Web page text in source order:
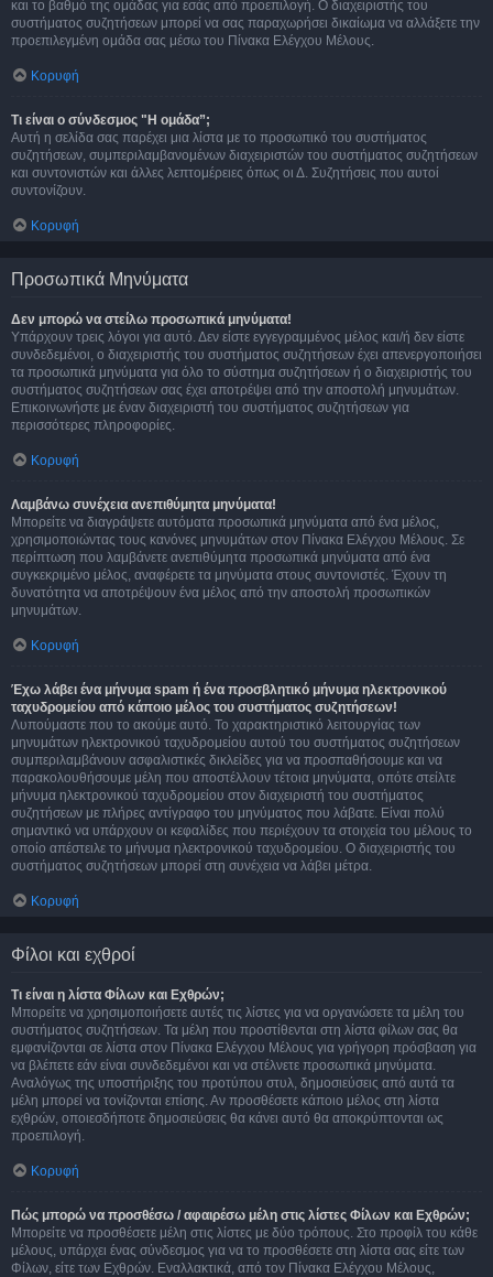
και το βαθμό της ομάδας για εσάς από προεπιλογή. Ο διαχειριστής του
συστήματος συζητήσεων μπορεί να σας παραχωρήσει δικαίωμα να αλλάξετε την
προεπιλεγμένη ομάδα σας μέσω του Πίνακα Ελέγχου Μέλους.
Κορυφή
Τι είναι ο σύνδεσμος "Η ομάδα”;
Αυτή η σελίδα σας παρέχει μια λίστα με το προσωπικό του συστήματος
συζητήσεων, συμπεριλαμβανομένων διαχειριστών του συστήματος συζητήσεων
και συντονιστών και άλλες λεπτομέρειες όπως οι Δ. Συζητήσεις που αυτοί
συντονίζουν.
Κορυφή
Προσωπικά Μηνύματα
Δεν μπορώ να στείλω προσωπικά μηνύματα!
Υπάρχουν τρεις λόγοι για αυτό. Δεν είστε εγγεγραμμένος μέλος και/ή δεν είστε
συνδεδεμένοι, ο διαχειριστής του συστήματος συζητήσεων έχει απενεργοποιήσει
τα προσωπικά μηνύματα για όλο το σύστημα συζητήσεων ή ο διαχειριστής του
συστήματος συζητήσεων σας έχει αποτρέψει από την αποστολή μηνυμάτων.
Επικοινωνήστε με έναν διαχειριστή του συστήματος συζητήσεων για
περισσότερες πληροφορίες.
Κορυφή
Λαμβάνω συνέχεια ανεπιθύμητα μηνύματα!
Μπορείτε να διαγράψετε αυτόματα προσωπικά μηνύματα από ένα μέλος,
χρησιμοποιώντας τους κανόνες μηνυμάτων στον Πίνακα Ελέγχου Μέλους. Σε
περίπτωση που λαμβάνετε ανεπιθύμητα προσωπικά μηνύματα από ένα
συγκεκριμένο μέλος, αναφέρετε τα μηνύματα στους συντονιστές. Έχουν τη
δυνατότητα να αποτρέψουν ένα μέλος από την αποστολή προσωπικών
μηνυμάτων.
Κορυφή
Έχω λάβει ένα μήνυμα spam ή ένα προσβλητικό μήνυμα ηλεκτρονικού
ταχυδρομείου από κάποιο μέλος του συστήματος συζητήσεων!
Λυπούμαστε που το ακούμε αυτό. Το χαρακτηριστικό λειτουργίας των
μηνυμάτων ηλεκτρονικού ταχυδρομείου αυτού του συστήματος συζητήσεων
συμπεριλαμβάνουν ασφαλιστικές δικλείδες για να προσπαθήσουμε και να
παρακολουθήσουμε μέλη που αποστέλλουν τέτοια μηνύματα, οπότε στείλτε
μήνυμα ηλεκτρονικού ταχυδρομείου στον διαχειριστή του συστήματος
συζητήσεων με πλήρες αντίγραφο του μηνύματος που λάβατε. Είναι πολύ
σημαντικό να υπάρχουν οι κεφαλίδες που περιέχουν τα στοιχεία του μέλους το
οποίο απέστειλε το μήνυμα ηλεκτρονικού ταχυδρομείου. Ο διαχειριστής του
συστήματος συζητήσεων μπορεί στη συνέχεια να λάβει μέτρα.
Κορυφή
Φίλοι και εχθροί
Τι είναι η λίστα Φίλων και Εχθρών;
Μπορείτε να χρησιμοποιήσετε αυτές τις λίστες για να οργανώσετε τα μέλη του
συστήματος συζητήσεων. Τα μέλη που προστίθενται στη λίστα φίλων σας θα
εμφανίζονται σε λίστα στον Πίνακα Ελέγχου Μέλους για γρήγορη πρόσβαση για
να βλέπετε εάν είναι συνδεδεμένοι και να στέλνετε προσωπικά μηνύματα.
Αναλόγως της υποστήριξης του προτύπου στυλ, δημοσιεύσεις από αυτά τα
μέλη μπορεί να τονίζονται επίσης. Αν προσθέσετε κάποιο μέλος στη λίστα
εχθρών, οποιεσδήποτε δημοσιεύσεις θα κάνει αυτό θα αποκρύπτονται ως
προεπιλογή.
Κορυφή
Πώς μπορώ να προσθέσω / αφαιρέσω μέλη στις λίστες Φίλων και Εχθρών;
Μπορείτε να προσθέσετε μέλη στις λίστες με δύο τρόπους. Στο προφίλ του κάθε
μέλους, υπάρχει ένας σύνδεσμος για να το προσθέσετε στη λίστα σας είτε των
Φίλων, είτε των Εχθρών. Εναλλακτικά, από τον Πίνακα Ελέγχου Μέλους,